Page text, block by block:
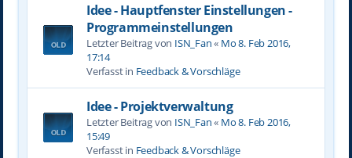
Idee - Hauptfenster Einstellungen -
Programmeinstellungen
Letzter Beitrag von ISN_Fan« Mo 8. Feb 2016,
17:14
Verfasst in Feedback & Vorschläge
Idee - Projektverwaltung
Letzter Beitrag von ISN_Fan« Mo 8. Feb 2016,
15:49
Verfasst in Feedback & Vorschläge